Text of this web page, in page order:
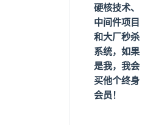
硬核技术、
中间件项目
和大厂秒杀
系统，如果
是我，我会
买他个终身
会员！